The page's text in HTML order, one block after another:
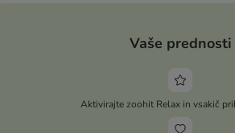
Vaše prednosti
Aktivirajte zoohit Relax in vsakič